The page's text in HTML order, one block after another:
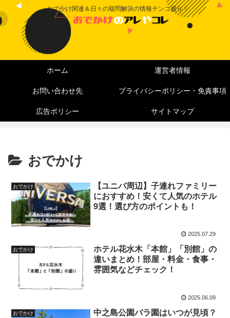
おでかけ関連＆日々の疑問解決の情報テンコ盛り！
ホーム 運営者情報
お問い合わせ先 プライバシーポリシー・免責事項
広告ポリシー サイトマップ
おでかけ
おでかけ
【ユニバ周辺】子連れファミリー
におすすめ！安くて人気のホテル
9選！選び方のポイントも！
2025.07.29
おでかけ
ホテル花水木「本館」「別館」の
違いまとめ！部屋・料金・食事・
雰囲気などチェック！
2025.06.09
おでかけ
中之島公園バラ園はいつが見頃？